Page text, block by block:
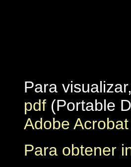
Para
pdf (Portable
Adobe
Para obtener